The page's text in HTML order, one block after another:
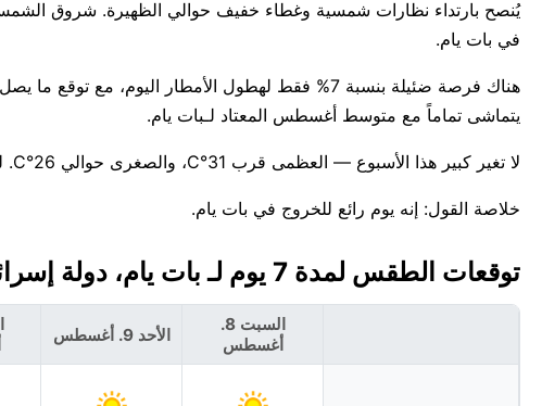
في بات يام.
يتماشى تماماً مع متوسط أغسطس المعتاد لـبات يام.
لا تغير كبير هذا الأسبوع — العظمى قرب 31°C، والصغرى حوالي 26°C. للمعلومية، أعلى درجة حرارة قياسية لهذا التاريخ في بات يام هي 36°C.
خلاصة القول: إنه يوم رائع للخروج في بات يام.
توقعات الطقس لمدة 7 يوم لـ بات يام، دولة إسرائيل 🇮🇱
السبت 8.
أغسطس
الأحد 9. أغسطس